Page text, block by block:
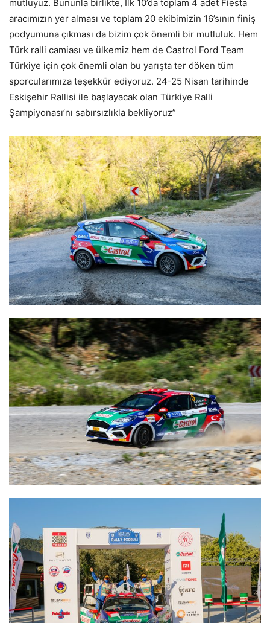
mutluyuz. Bununla birlikte, İlk 10’da toplam 4 adet Fiesta
aracımızın yer alması ve toplam 20 ekibimizin 16’sının finiş
podyumuna çıkması da bizim çok önemli bir mutluluk. Hem
Türk ralli camiası ve ülkemiz hem de Castrol Ford Team
Türkiye için çok önemli olan bu yarışta ter döken tüm
sporcularımıza teşekkür ediyoruz. 24-25 Nisan tarihinde
Eskişehir Rallisi ile başlayacak olan Türkiye Ralli
Şampiyonası’nı sabırsızlıkla bekliyoruz”